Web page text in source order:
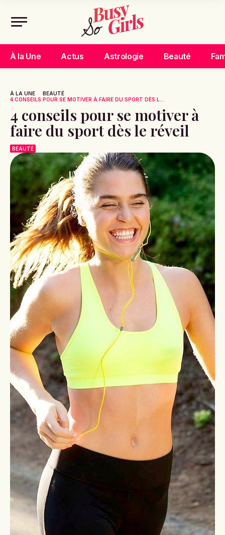
À la Une Actus Astrologie Beauté
À LA UNE
BEAUTÉ
4 CONSEILS POUR SE MOTIVER À FAIRE DU SPORT DÈS L...
4 conseils pour se motiver à
faire du sport dès le réveil
BEAUTÉ